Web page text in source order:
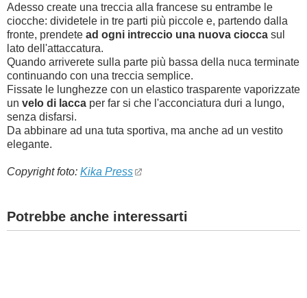
Adesso create una treccia alla francese su entrambe le
ciocche: dividetele in tre parti più piccole e, partendo dalla
fronte, prendete ad ogni intreccio una nuova ciocca sul
lato dell'attaccatura.
Quando arriverete sulla parte più bassa della nuca terminate
continuando con una treccia semplice.
Fissate le lunghezze con un elastico trasparente vaporizzate
un velo di lacca per far si che l'acconciatura duri a lungo,
senza disfarsi.
Da abbinare ad una tuta sportiva, ma anche ad un vestito
elegante.
Copyright foto: Kika Press
Potrebbe anche interessarti